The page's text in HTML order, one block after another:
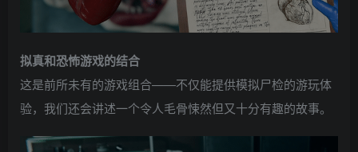
拟真和恐怖游戏的结合
这是前所未有的游戏组合——不仅能提供模拟尸检的游玩体
验，我们还会讲述一个令人毛骨悚然但又十分有趣的故事。